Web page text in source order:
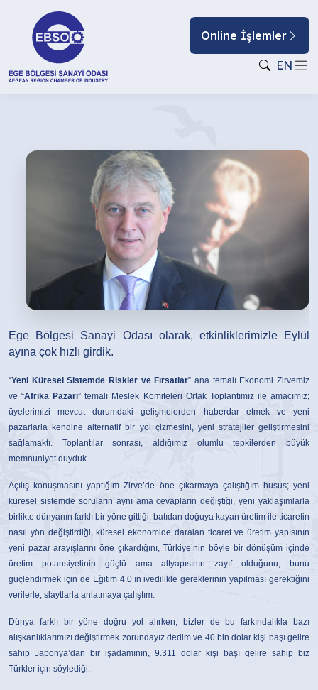
Online İşlemler
EN
ÜRETİM
KALKINMAK
HAYALDİR!
Ege Bölgesi Sanayi Odası olarak, etkinliklerimizle Eylül
ayına çok hızlı girdik.
“Yeni Küresel Sistemde Riskler ve Fırsatlar” ana temalı Ekonomi Zirvemiz
ve “Afrika Pazarı” temalı Meslek Komiteleri Ortak Toplantımız ile amacımız;
üyelerimizi mevcut durumdaki gelişmelerden haberdar etmek ve yeni
pazarlarla kendine alternatif bir yol çizmesini, yeni stratejiler geliştirmesini
sağlamaktı. Toplantılar sonrası, aldığımız olumlu tepkilerden büyük
memnuniyet duyduk.
Açılış konuşmasını yaptığım Zirve’de öne çıkarmaya çalıştığım husus; yeni
küresel sistemde soruların aynı ama cevapların değiştiği, yeni yaklaşımlarla
birlikte dünyanın farklı bir yöne gittiği, batıdan doğuya kayan üretim ile ticaretin
nasıl yön değiştirdiği, küresel ekonomide daralan ticaret ve üretim yapısının
yeni pazar arayışlarını öne çıkardığını, Türkiye’nin böyle bir dönüşüm içinde
üretim potansiyelinin güçlü ama altyapısının zayıf olduğunu, bunu
güçlendirmek için de Eğitim 4.0’ın ivedilikle gereklerinin yapılması gerektiğini
verilerle, slaytlarla anlatmaya çalıştım.
Dünya farklı bir yöne doğru yol alırken, bizler de bu farkındalıkla bazı
alışkanlıklarımızı değiştirmek zorundayız dedim ve 40 bin dolar kişi başı gelire
sahip Japonya’dan bir işadamının, 9.311 dolar kişi başı gelire sahip biz
Türkler için söylediği;